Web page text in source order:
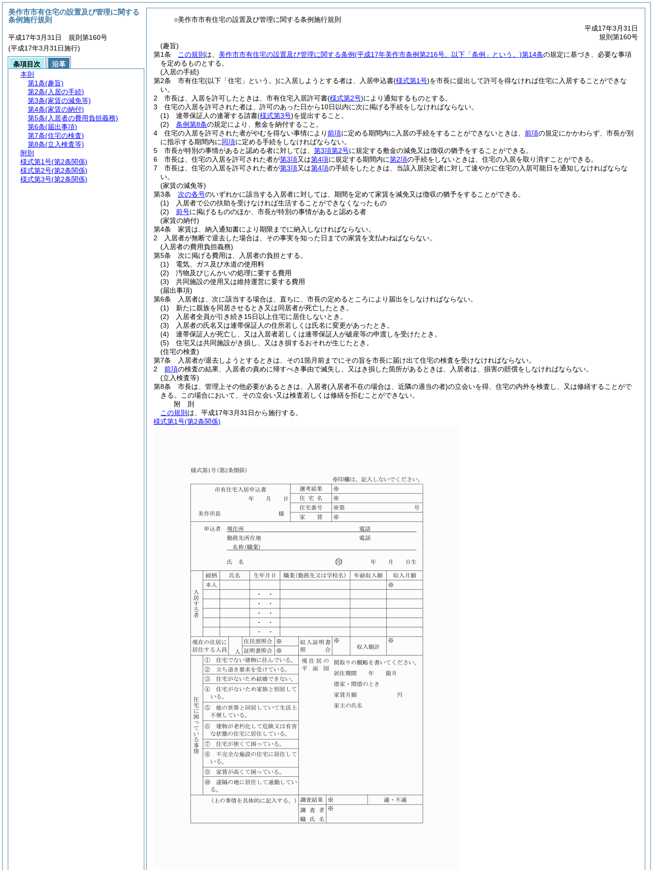
○美作市市有住宅の設置及び管理に関する条例施行規則
平成17年3月31日
規則第160号
(趣旨)
第1条
この規則 は、 美作市市有住宅の設置及び管理に関する条例(平成17年美作市条例第216号。以下「条例」という。)第14条の規定に基づき、必要な事項
を定めるものとする。
(入居の手続)
第2条
市有住宅(以下「住宅」という。)に入居しようとする者は、入居申込書(様式第1号)を市長に提出して許可を得なければ住宅に入居することができな
い。
2
市長は、入居を許可したときは、市有住宅入居許可書(様式第2号)により通知するものとする。
3
住宅の入居を許可された者は、許可のあった日から10日以内に次に掲げる手続をしなければならない。
(1)
連帯保証人の連署する請書(様式第3号)を提出すること。
(2)
条例第8条の規定により、敷金を納付すること。
4
住宅の入居を許可された者がやむを得ない事情により前項に定める期間内に入居の手続をすることができないときは、 前項の規定にかかわらず、市長が別
に指示する期間内に同項に定める手続をしなければならない。
5
市長が特別の事情があると認める者に対しては、 第3項第2号に規定する敷金の減免又は徴収の猶予をすることができる。
6
市長は、住宅の入居を許可された者が第3項又は第4項に規定する期間内に第2項の手続をしないときは、住宅の入居を取り消すことができる。
7
市長は、住宅の入居を許可された者が第3項又は第4項の手続をしたときは、当該入居決定者に対して速やかに住宅の入居可能日を通知しなければならな
い。
(家賃の減免等)
第3条
次の各号のいずれかに該当する入居者に対しては、期間を定めて家賃を減免又は徴収の猶予をすることができる。
(1)
入居者で公の扶助を受けなければ生活することができなくなったもの
(2)
前号に掲げるもののほか、市長が特別の事情があると認める者
(家賃の納付)
第4条
家賃は、納入通知書により期限までに納入しなければならない。
2
入居者が無断で退去した場合は、その事実を知った日までの家賃を支払わねばならない。
(入居者の費用負担義務)
第5条
次に掲げる費用は、入居者の負担とする。
(1)
電気、ガス及び水道の使用料
(2)
汚物及びじんかいの処理に要する費用
(3)
共同施設の使用又は維持運営に要する費用
(届出事項)
第6条
入居者は、次に該当する場合は、直ちに、市長の定めるところにより届出をしなければならない。
(1)
新たに親族を同居させるとき又は同居者が死亡したとき。
(2)
入居者全員が引き続き15日以上住宅に居住しないとき。
(3)
入居者の氏名又は連帯保証人の住所若しくは氏名に変更があったとき。
(4)
連帯保証人が死亡し、又は入居者若しくは連帯保証人が破産等の申渡しを受けたとき。
(5)
住宅又は共同施設がき損し、又はき損するおそれが生じたとき。
(住宅の検査)
第7条
入居者が退去しようとするときは、その1箇月前までにその旨を市長に届け出て住宅の検査を受けなければならない。
2
前項の検査の結果、入居者の責めに帰すべき事由で滅失し、又はき損した箇所があるときは、入居者は、損害の賠償をしなければならない。
(立入検査等)
第8条
市長は、管理上その他必要があるときは、入居者(入居者不在の場合は、近隣の適当の者)の立会いを得、住宅の内外を検査し、又は修繕することがで
きる。
この場合において、その立会い又は検査若しくは修繕を拒むことができない。
附 則
この規則 は、平成17年3月31日から施行する。
様式第1号(第2条関係)
美作市市有住宅の設置及び管理に関する
条例施行規則
平成17年3月31日 規則第160号
(平成17年3月31日施行)
条項目次
沿革
本則
第1条(趣旨)
第2条(入居の手続)
第3条(家賃の減免等)
第4条(家賃の納付)
第5条(入居者の費用負担義務)
第6条(届出事項)
第7条(住宅の検査)
第8条(立入検査等)
附則
様式第1号(第2条関係)
様式第2号(第2条関係)
様式第3号(第2条関係)